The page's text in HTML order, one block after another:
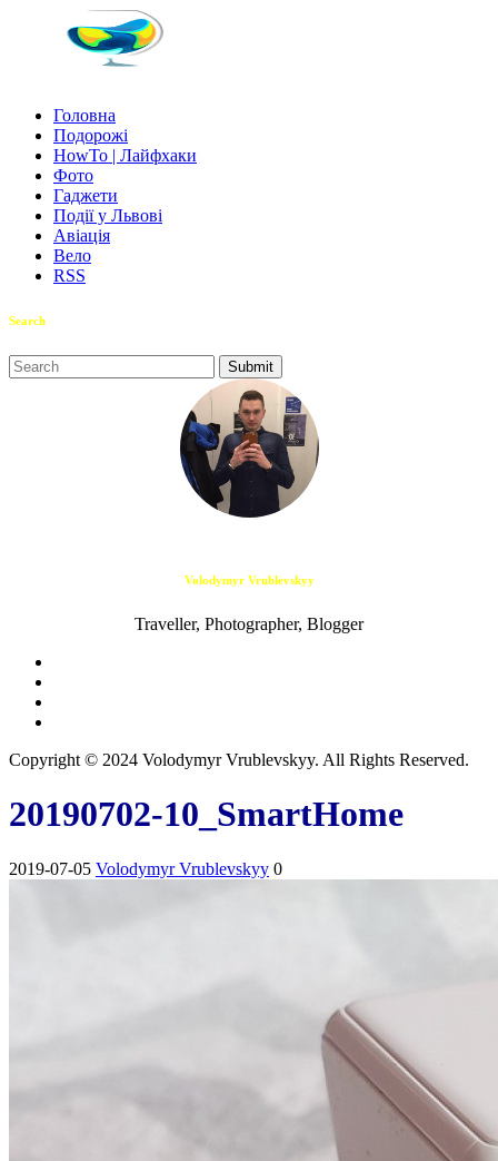
Головна
Подорожі
HowTo | Лайфхаки
Фото
Гаджети
Події у Львові
Авіація
Вело
RSS
Search
Volodymyr Vrublevskyy
Traveller, Photographer, Blogger
Copyright © 2024 Volodymyr Vrublevskyy. All Rights Reserved.
20190702-10_SmartHome
2019-07-05 Volodymyr Vrublevskyy 0